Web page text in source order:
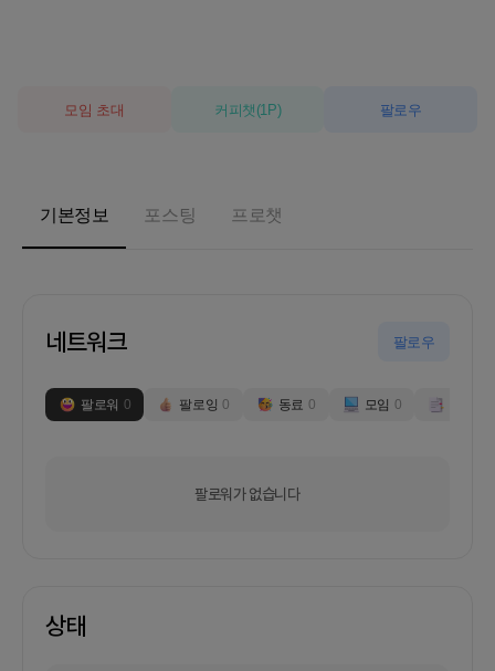
모임 초대 커피챗 (1 P) 팔로우
기본정보 포스팅 프로챗
네트워크 팔로우
팔로워 0 팔로잉 0 동료 0 모임 0
팔로워가 없습니다
상태